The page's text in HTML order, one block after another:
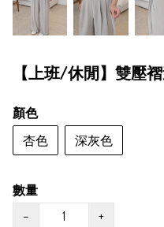
【上班/休閒】雙壓
顏色
杏色
深灰色
數量
−
+